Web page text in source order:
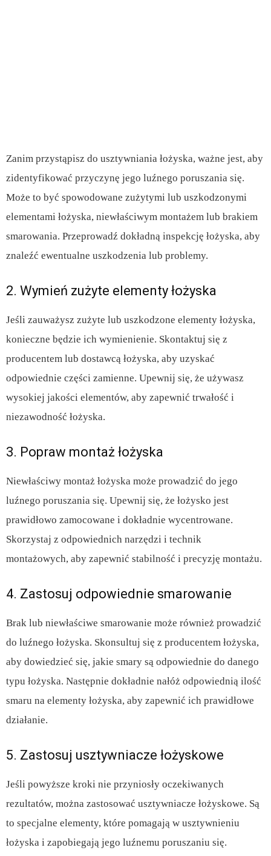
Zanim przystąpisz do usztywniania łożyska, ważne jest, aby
zidentyfikować przyczynę jego luźnego poruszania się.
Może to być spowodowane zużytymi lub uszkodzonymi
elementami łożyska, niewłaściwym montażem lub brakiem
smarowania. Przeprowadź dokładną inspekcję łożyska, aby
znaleźć ewentualne uszkodzenia lub problemy.
2. Wymień zużyte elementy łożyska
Jeśli zauważysz zużyte lub uszkodzone elementy łożyska,
konieczne będzie ich wymienienie. Skontaktuj się z
producentem lub dostawcą łożyska, aby uzyskać
odpowiednie części zamienne. Upewnij się, że używasz
wysokiej jakości elementów, aby zapewnić trwałość i
niezawodność łożyska.
3. Popraw montaż łożyska
Niewłaściwy montaż łożyska może prowadzić do jego
luźnego poruszania się. Upewnij się, że łożysko jest
prawidłowo zamocowane i dokładnie wycentrowane.
Skorzystaj z odpowiednich narzędzi i technik
montażowych, aby zapewnić stabilność i precyzję montażu.
4. Zastosuj odpowiednie smarowanie
Brak lub niewłaściwe smarowanie może również prowadzić
do luźnego łożyska. Skonsultuj się z producentem łożyska,
aby dowiedzieć się, jakie smary są odpowiednie do danego
typu łożyska. Następnie dokładnie nałóż odpowiednią ilość
smaru na elementy łożyska, aby zapewnić ich prawidłowe
działanie.
5. Zastosuj usztywniacze łożyskowe
Jeśli powyższe kroki nie przyniosły oczekiwanych
rezultatów, można zastosować usztywniacze łożyskowe. Są
to specjalne elementy, które pomagają w usztywnieniu
łożyska i zapobiegają jego luźnemu poruszaniu się.